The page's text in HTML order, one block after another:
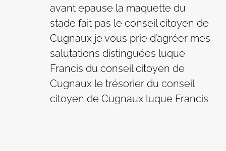
avant epause la maquette du
stade fait pas le conseil citoyen de
Cugnaux je vous prie d’agréer mes
salutations distinguées luque
Francis du conseil citoyen de
Cugnaux le trésorier du conseil
citoyen de Cugnaux luque Francis